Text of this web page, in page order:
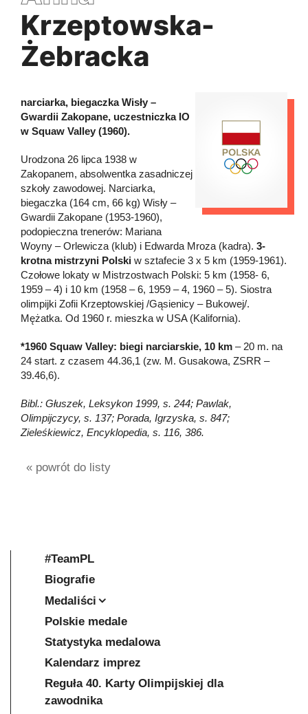
Krzeptowska-
Żebracka
narciarka, biegaczka Wisły –
Gwardii Zakopane, uczestniczka IO
w Squaw Valley (1960).
Urodzona 26 lipca 1938 w
Zakopanem, absolwentka zasadniczej
szkoły zawodowej. Narciarka,
biegaczka (164 cm, 66 kg) Wisły –
Gwardii Zakopane (1953-1960),
podopieczna trenerów: Mariana
Woyny – Orlewicza (klub) i Edwarda Mroza (kadra). 3-
krotna mistrzyni Polski w sztafecie 3 x 5 km (1959-1961).
Czołowe lokaty w Mistrzostwach Polski: 5 km (1958- 6,
1959 – 4) i 10 km (1958 – 6, 1959 – 4, 1960 – 5). Siostra
olimpijki Zofii Krzeptowskiej /Gąsienicy – Bukowej/.
Mężatka. Od 1960 r. mieszka w USA (Kalifornia).
*1960 Squaw Valley: biegi narciarskie, 10 km – 20 m. na
24 start. z czasem 44.36,1 (zw. M. Gusakowa, ZSRR –
39.46,6).
Bibl.: Głuszek, Leksykon 1999, s. 244; Pawlak,
Olimpijczycy, s. 137; Porada, Igrzyska, s. 847;
Zieleśkiewicz, Encyklopedia, s. 116, 386.
« powrót do listy
#TeamPL
Biografie
Medaliści
Polskie medale
Statystyka medalowa
Kalendarz imprez
Reguła 40. Karty Olimpijskiej dla
zawodnika